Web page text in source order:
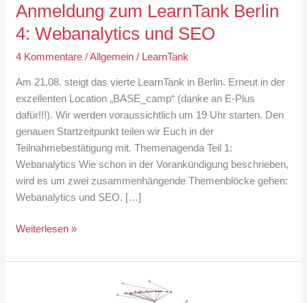
Anmeldung zum LearnTank Berlin
4: Webanalytics und SEO
4 Kommentare /Allgemein / LearnTank
Am 21.08. steigt das vierte LearnTank in Berlin. Erneut in der
exzellenten Location „BASE_camp“ (danke an E-Plus
dafür!!!). Wir werden voraussichtlich um 19 Uhr starten. Den
genauen Startzeitpunkt teilen wir Euch in der
Teilnahmebestätigung mit. Themenagenda Teil 1:
Webanalytics Wie schon in der Vorankündigung beschrieben,
wird es um zwei zusammenhängende Themenblöcke gehen:
Webanalytics und SEO. […]
Anmeldung
LearnTank
Weiterlesen »